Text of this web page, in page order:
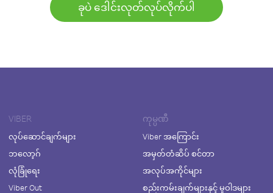
ခုပဲ ဒေါင်းလုတ်လုပ်လိုက်ပါ
VIBER
လုပ်ဆောင်ချက်များ
ဘလော့ဂ်
လုံခြုံရေး
Viber Out
ကုမ္ပဏီ
Viber အကြောင်း
အမှတ်တံဆိပ် စင်တာ
အလုပ်အကိုင်များ
စည်းကမ်းချက်များနှင့် မူဝါဒများ